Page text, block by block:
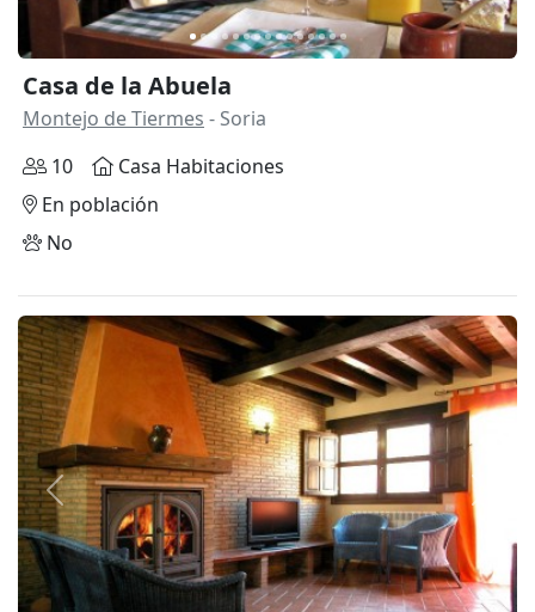
Casa de la Abuela
Montejo de Tiermes - Soria
10
Casa Habitaciones
En población
No
Anterior